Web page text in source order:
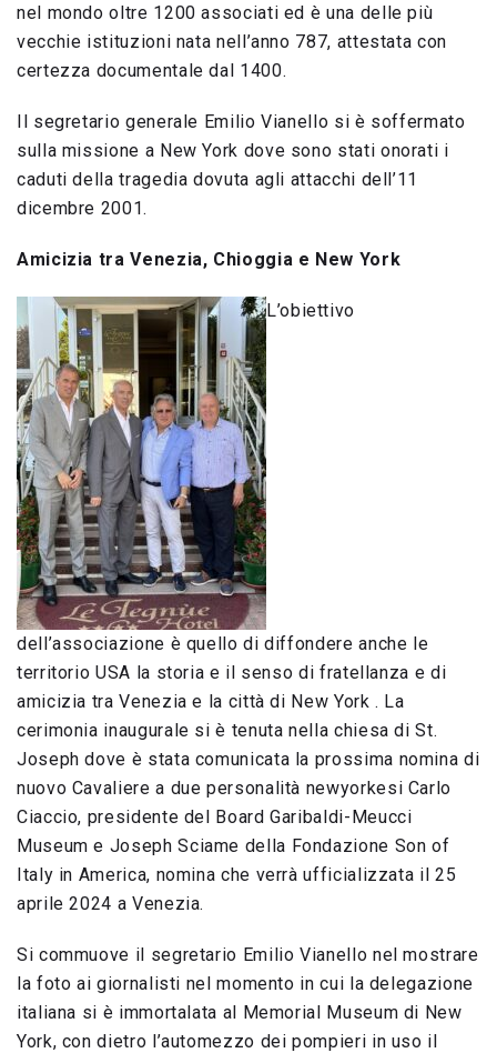
nel mondo oltre 1200 associati ed è una delle più
vecchie istituzioni nata nell’anno 787, attestata con
certezza documentale dal 1400.
Il segretario generale Emilio Vianello si è soffermato
sulla missione a New York dove sono stati onorati i
caduti della tragedia dovuta agli attacchi dell’11
dicembre 2001.
Amicizia tra Venezia, Chioggia e New York
L’obiettivo
dell’associazione è quello di diffondere anche le
territorio USA la storia e il senso di fratellanza e di
amicizia tra Venezia e la città di New York . La
cerimonia inaugurale si è tenuta nella chiesa di St.
Joseph dove è stata comunicata la prossima nomina di
nuovo Cavaliere a due personalità newyorkesi Carlo
Ciaccio, presidente del Board Garibaldi-Meucci
Museum e Joseph Sciame della Fondazione Son of
Italy in America, nomina che verrà ufficializzata il 25
aprile 2024 a Venezia.
Si commuove il segretario Emilio Vianello nel mostrare
la foto ai giornalisti nel momento in cui la delegazione
italiana si è immortalata al Memorial Museum di New
York, con dietro l’automezzo dei pompieri in uso il